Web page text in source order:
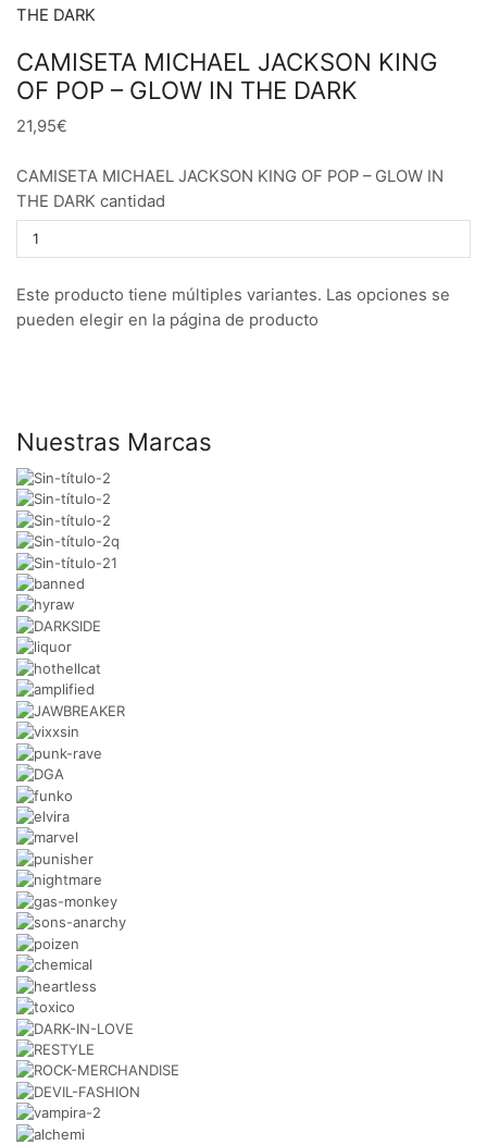
CAMISETA MICHAEL JACKSON KING
OF POP – GLOW IN THE DARK
21,95€
CAMISETA MICHAEL JACKSON KING OF POP – GLOW IN
THE DARK cantidad
Este producto tiene múltiples variantes. Las opciones se
pueden elegir en la página de producto
Nuestras Marcas